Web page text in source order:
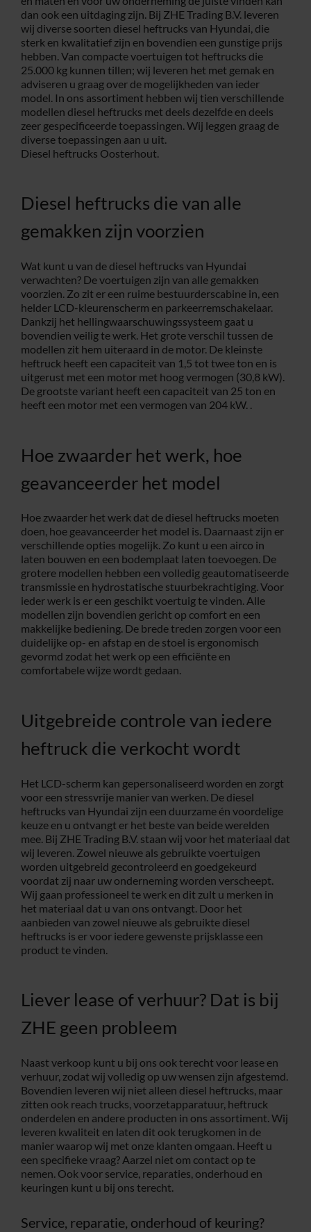
Contact
dan ook een uitdaging zijn. Bij ZHE Trading B.V. leveren
wij diverse soorten diesel heftrucks van Hyundai, die
sterk en kwalitatief zijn en bovendien een gunstige prijs
hebben. Van compacte voertuigen tot heftrucks die
25.000 kg kunnen tillen; wij leveren het met gemak en
adviseren u graag over de mogelijkheden van ieder
model. In ons assortiment hebben wij tien verschillende
modellen diesel heftrucks met deels dezelfde en deels
zeer gespecificeerde toepassingen. Wij leggen graag de
diverse toepassingen aan u uit.
Diesel heftrucks Oosterhout.
Diesel heftrucks die van alle
gemakken zijn voorzien
Wat kunt u van de diesel heftrucks van Hyundai
verwachten? De voertuigen zijn van alle gemakken
voorzien. Zo zit er een ruime bestuurderscabine in, een
helder LCD-kleurenscherm en parkeerremschakelaar.
Dankzij het hellingwaarschuwingssysteem gaat u
bovendien veilig te werk. Het grote verschil tussen de
modellen zit hem uiteraard in de motor. De kleinste
heftruck heeft een capaciteit van 1,5 tot twee ton en is
uitgerust met een motor met hoog vermogen (30,8 kW).
De grootste variant heeft een capaciteit van 25 ton en
heeft een motor met een vermogen van 204 kW. .
Hoe zwaarder het werk, hoe
geavanceerder het model
Hoe zwaarder het werk dat de diesel heftrucks moeten
doen, hoe geavanceerder het model is. Daarnaast zijn er
verschillende opties mogelijk. Zo kunt u een airco in
laten bouwen en een bodemplaat laten toevoegen. De
grotere modellen hebben een volledig geautomatiseerde
transmissie en hydrostatische stuurbekrachtiging. Voor
ieder werk is er een geschikt voertuig te vinden. Alle
modellen zijn bovendien gericht op comfort en een
makkelijke bediening. De brede treden zorgen voor een
duidelijke op- en afstap en de stoel is ergonomisch
gevormd zodat het werk op een efficiënte en
comfortabele wijze wordt gedaan.
Uitgebreide controle van iedere
heftruck die verkocht wordt
Het LCD-scherm kan gepersonaliseerd worden en zorgt
voor een stressvrije manier van werken. De diesel
heftrucks van Hyundai zijn een duurzame én voordelige
keuze en u ontvangt er het beste van beide werelden
mee. Bij ZHE Trading B.V. staan wij voor het materiaal dat
wij leveren. Zowel nieuwe als gebruikte voertuigen
worden uitgebreid gecontroleerd en goedgekeurd
voordat zij naar uw onderneming worden verscheept.
Wij gaan professioneel te werk en dit zult u merken in
het materiaal dat u van ons ontvangt. Door het
aanbieden van zowel nieuwe als gebruikte diesel
heftrucks is er voor iedere gewenste prijsklasse een
product te vinden.
Liever lease of verhuur? Dat is bij
ZHE geen probleem
Naast verkoop kunt u bij ons ook terecht voor lease en
verhuur, zodat wij volledig op uw wensen zijn afgestemd.
Bovendien leveren wij niet alleen diesel heftrucks, maar
zitten ook reach trucks, voorzetapparatuur, heftruck
onderdelen en andere producten in ons assortiment. Wij
leveren kwaliteit en laten dit ook terugkomen in de
manier waarop wij met onze klanten omgaan. Heeft u
een specifieke vraag? Aarzel niet om contact op te
nemen. Ook voor service, reparaties, onderhoud en
keuringen kunt u bij ons terecht.
Service, reparatie, onderhoud of keuring?